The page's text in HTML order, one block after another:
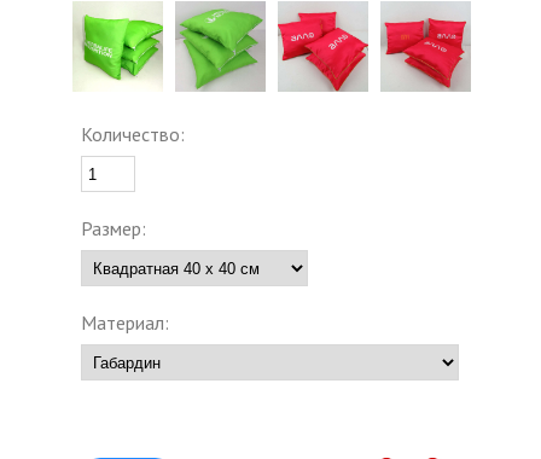
Количество:
Размер:
Материал: